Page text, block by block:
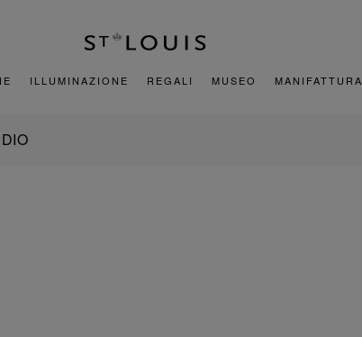
ILLUMINAZIONE REGALI MUSEO MANIFATTURA